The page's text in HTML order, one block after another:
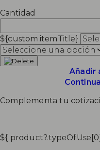
Cantidad
${custom.itemTitle}
Añadir
Complementa tu
${